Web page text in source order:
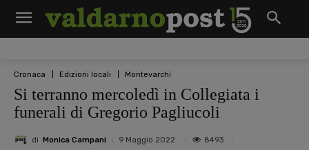
Cronaca Edizioni locali Montevarchi
Si terranno mercoledì in Collegiata i
funerali di Gregorio Pagliucoli
di Monica Campani 9 Maggio 2022 8493